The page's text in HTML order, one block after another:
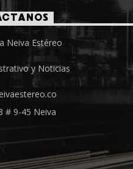
Neiva Estéreo
y Noticias
# 9-45 Neiva